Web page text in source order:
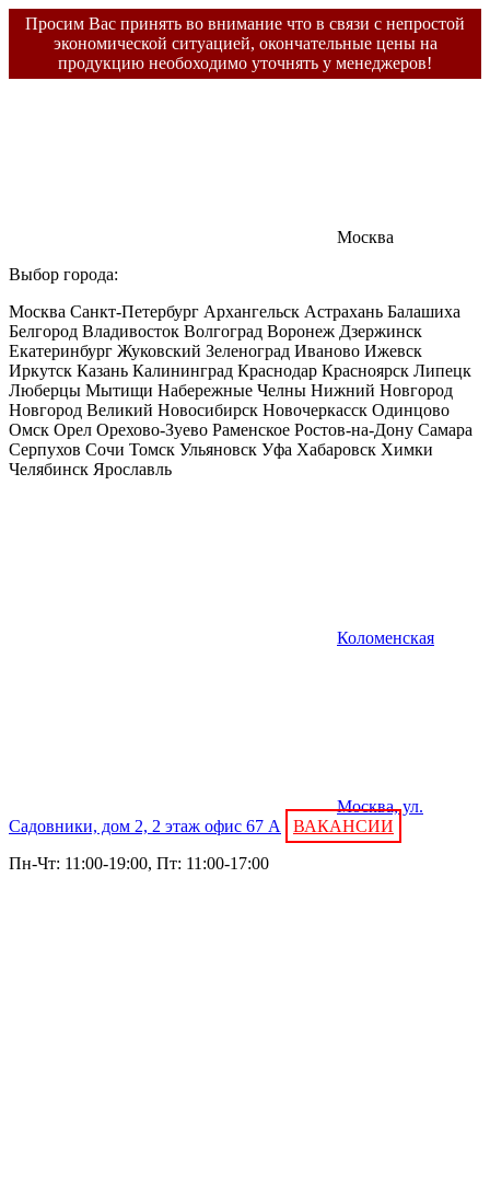
Просим Вас принять во внимание что в связи с непростой
экономической ситуацией, окончательные цены на
продукцию необоходимо уточнять у менеджеров!
Москва
Выбор города:
Москва Санкт-Петербург Архангельск Астрахань Балашиха
Белгород Владивосток Волгоград Воронеж Дзержинск
Екатеринбург Жуковский Зеленоград Иваново Ижевск
Иркутск Казань Калининград Краснодар Красноярск Липецк
Люберцы Мытищи Набережные Челны Нижний Новгород
Новгород Великий Новосибирск Новочеркасск Одинцово
Омск Орел Орехово-Зуево Раменское Ростов-на-Дону Самара
Серпухов Сочи Томск Ульяновск Уфа Хабаровск Химки
Челябинск Ярославль
Коломенская
Москва, ул.
Садовники, дом 2, 2 этаж офис 67 А
ВАКАНСИИ
Пн-Чт: 11:00-19:00, Пт: 11:00-17:00